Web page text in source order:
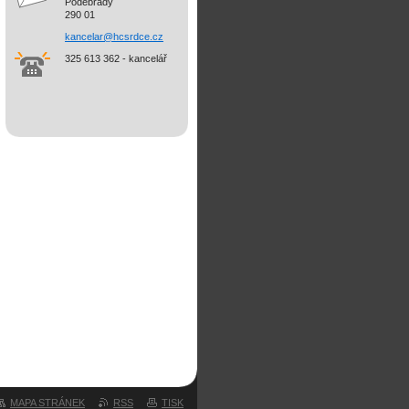
290 01
kancelar@hcsrdce.cz
325 613 362 - kancelář
MAPA STRÁNEK RSS TISK